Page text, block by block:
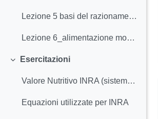
Lezione 5 basi del razionamento
Lezione 6_alimentazione monogastrici. I suini
Minimizza
Esercitazioni
Valore Nutritivo INRA (sistema francese)
Equazioni utilizzate per INRA